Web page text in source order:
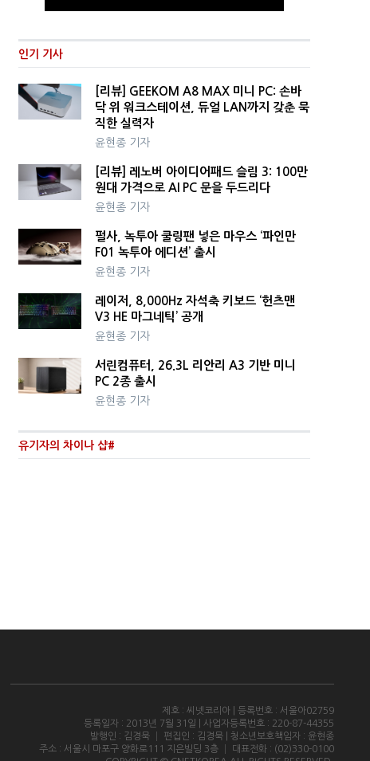
인기 기사
[리뷰] GEEKOM A8 MAX 미니 PC: 손바
닥 위 워크스테이션, 듀얼 LAN까지 갖춘 묵
직한 실력자
윤현종 기자
[리뷰] 레노버 아이디어패드 슬림 3: 100만
원대 가격으로 AI PC 문을 두드리다
윤현종 기자
펄사, 녹투아 쿨링팬 넣은 마우스 ‘파인만
F01 녹투아 에디션’ 출시
윤현종 기자
레이저, 8,000Hz 자석축 키보드 ‘헌츠맨
V3 HE 마그네틱’ 공개
윤현종 기자
서린컴퓨터, 26.3L 리안리 A3 기반 미니
PC 2종 출시
윤현종 기자
유기자의 차이나 샵#
제호 : 씨넷코리아 | 등록번호 : 서울아02759
등록일자 : 2013년 7월 31일 | 사업자등록번호 : 220-87-44355
발행인 : 김경묵 │ 편집인 : 김경묵 | 청소년보호책임자 : 윤현종
주소 : 서울시 마포구 양화로111 지은빌딩 3층 │ 대표전화 : (02)330-0100